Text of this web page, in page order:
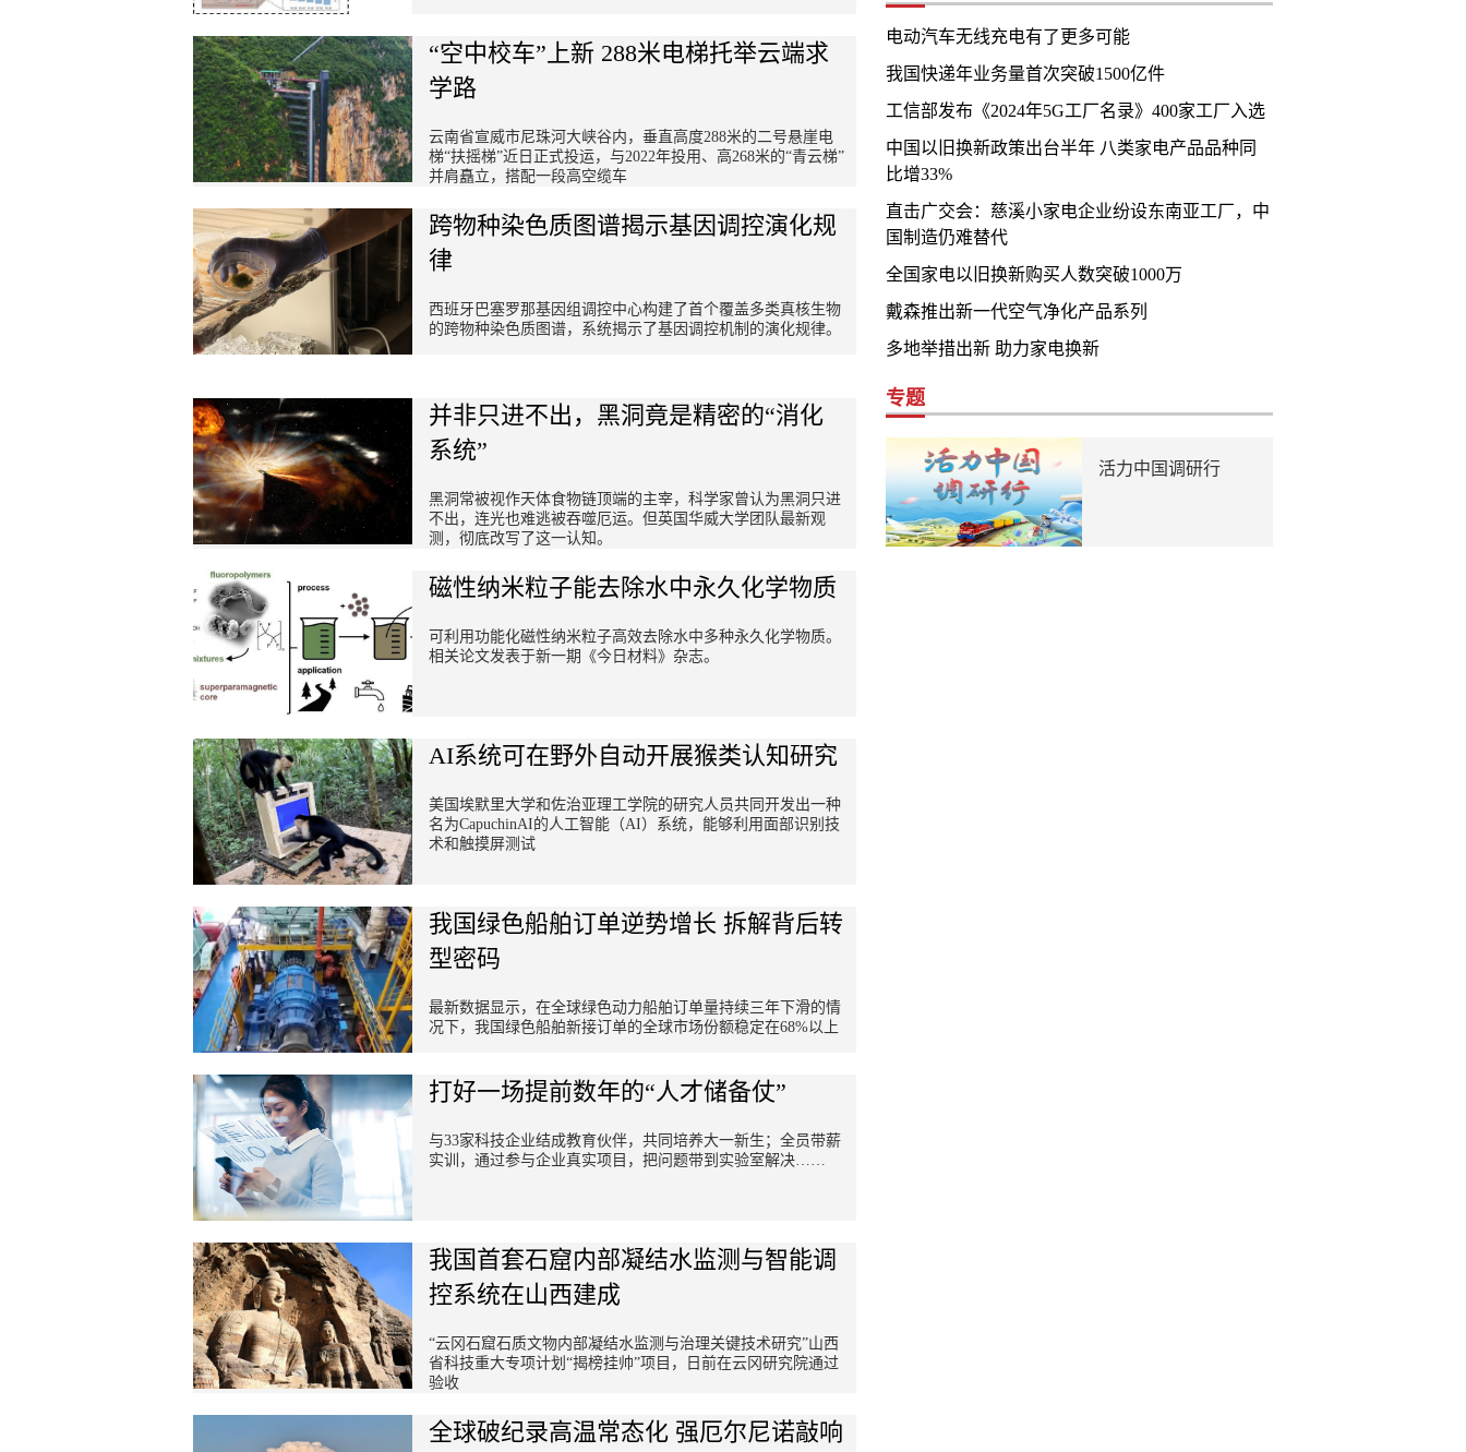
“空中校车”上新 288米电梯托举云端求
学路
云南省宣威市尼珠河大峡谷内，垂直高度288米的二号悬崖电
梯“扶摇梯”近日正式投运，与2022年投用、高268米的“青云梯”
并肩矗立，搭配一段高空缆车
跨物种染色质图谱揭示基因调控演化规
律
西班牙巴塞罗那基因组调控中心构建了首个覆盖多类真核生物
的跨物种染色质图谱，系统揭示了基因调控机制的演化规律。
并非只进不出，黑洞竟是精密的“消化
系统”
黑洞常被视作天体食物链顶端的主宰，科学家曾认为黑洞只进
不出，连光也难逃被吞噬厄运。但英国华威大学团队最新观
测，彻底改写了这一认知。
磁性纳米粒子能去除水中永久化学物质
可利用功能化磁性纳米粒子高效去除水中多种永久化学物质。
相关论文发表于新一期《今日材料》杂志。
AI系统可在野外自动开展猴类认知研究
美国埃默里大学和佐治亚理工学院的研究人员共同开发出一种
名为CapuchinAI的人工智能（AI）系统，能够利用面部识别技
术和触摸屏测试
我国绿色船舶订单逆势增长 拆解背后转
型密码
最新数据显示，在全球绿色动力船舶订单量持续三年下滑的情
况下，我国绿色船舶新接订单的全球市场份额稳定在68%以上
打好一场提前数年的“人才储备仗”
与33家科技企业结成教育伙伴，共同培养大一新生；全员带薪
实训，通过参与企业真实项目，把问题带到实验室解决……
我国首套石窟内部凝结水监测与智能调
控系统在山西建成
“云冈石窟石质文物内部凝结水监测与治理关键技术研究”山西
省科技重大专项计划“揭榜挂帅”项目，日前在云冈研究院通过
验收
全球破纪录高温常态化 强厄尔尼诺敲响
电动汽车无线充电有了更多可能
我国快递年业务量首次突破1500亿件
工信部发布《2024年5G工厂名录》400家工厂入选
中国以旧换新政策出台半年 八类家电产品品种同
比增33%
直击广交会：慈溪小家电企业纷设东南亚工厂，中
国制造仍难替代
全国家电以旧换新购买人数突破1000万
戴森推出新一代空气净化产品系列
多地举措出新 助力家电换新
专题
活力中国调研行